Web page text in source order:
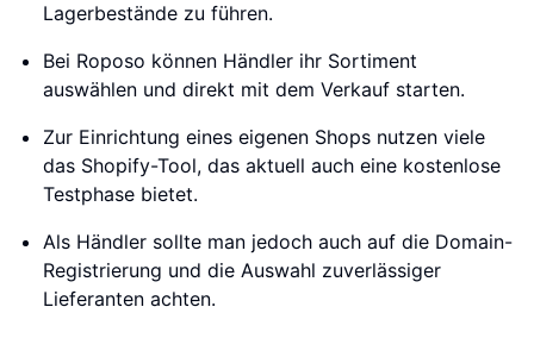
Lagerbestände zu führen.
Bei Roposo können Händler ihr Sortiment
auswählen und direkt mit dem Verkauf starten.
Zur Einrichtung eines eigenen Shops nutzen viele
das Shopify-Tool, das aktuell auch eine kostenlose
Testphase bietet.
Als Händler sollte man jedoch auch auf die Domain-
Registrierung und die Auswahl zuverlässiger
Lieferanten achten.